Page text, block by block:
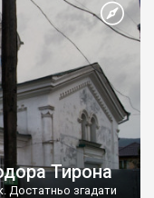
Тирона
Достатньо згадати